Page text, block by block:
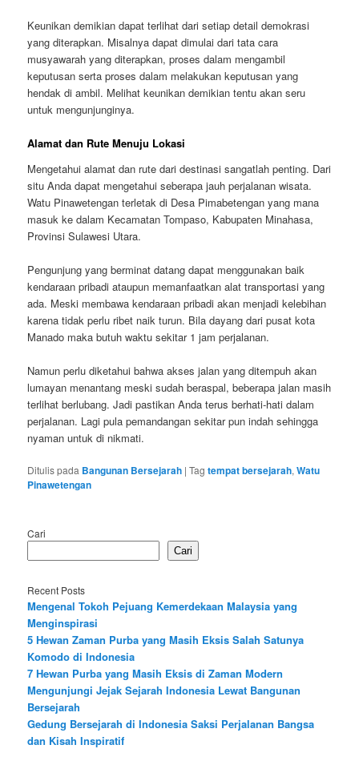
Keunikan demikian dapat terlihat dari setiap detail demokrasi
yang diterapkan. Misalnya dapat dimulai dari tata cara
musyawarah yang diterapkan, proses dalam mengambil
keputusan serta proses dalam melakukan keputusan yang
hendak di ambil. Melihat keunikan demikian tentu akan seru
untuk mengunjunginya.
Alamat dan Rute Menuju Lokasi
Mengetahui alamat dan rute dari destinasi sangatlah penting. Dari
situ Anda dapat mengetahui seberapa jauh perjalanan wisata.
Watu Pinawetengan terletak di Desa Pimabetengan yang mana
masuk ke dalam Kecamatan Tompaso, Kabupaten Minahasa,
Provinsi Sulawesi Utara.
Pengunjung yang berminat datang dapat menggunakan baik
kendaraan pribadi ataupun memanfaatkan alat transportasi yang
ada. Meski membawa kendaraan pribadi akan menjadi kelebihan
karena tidak perlu ribet naik turun. Bila dayang dari pusat kota
Manado maka butuh waktu sekitar 1 jam perjalanan.
Namun perlu diketahui bahwa akses jalan yang ditempuh akan
lumayan menantang meski sudah beraspal, beberapa jalan masih
terlihat berlubang. Jadi pastikan Anda terus berhati-hati dalam
perjalanan. Lagi pula pemandangan sekitar pun indah sehingga
nyaman untuk di nikmati.
Ditulis pada Bangunan Bersejarah |Tag tempat bersejarah,Watu
Pinawetengan
Cari
Cari
Recent Posts
Mengenal Tokoh Pejuang Kemerdekaan Malaysia yang
Menginspirasi
5 Hewan Zaman Purba yang Masih Eksis Salah Satunya
Komodo di Indonesia
7 Hewan Purba yang Masih Eksis di Zaman Modern
Mengunjungi Jejak Sejarah Indonesia Lewat Bangunan
Bersejarah
Gedung Bersejarah di Indonesia Saksi Perjalanan Bangsa
dan Kisah Inspiratif